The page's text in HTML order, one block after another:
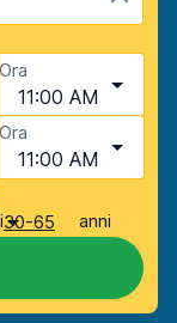
Ora
11:00 AM
Ora
11:00 AM
30-65 anni